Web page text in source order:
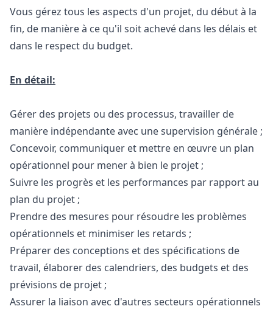
Vous gérez tous les aspects d'un projet, du début à la
fin, de manière à ce qu'il soit achevé dans les délais et
dans le respect du budget.
En détail:
Gérer des projets ou des processus, travailler de
manière indépendante avec une supervision générale ;
Concevoir, communiquer et mettre en œuvre un plan
opérationnel pour mener à bien le projet ;
Suivre les progrès et les performances par rapport au
plan du projet ;
Prendre des mesures pour résoudre les problèmes
opérationnels et minimiser les retards ;
Préparer des conceptions et des spécifications de
travail, élaborer des calendriers, des budgets et des
prévisions de projet ;
Assurer la liaison avec d'autres secteurs opérationnels